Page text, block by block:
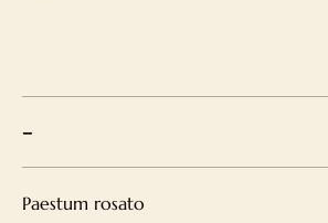
-
Paestum rosato